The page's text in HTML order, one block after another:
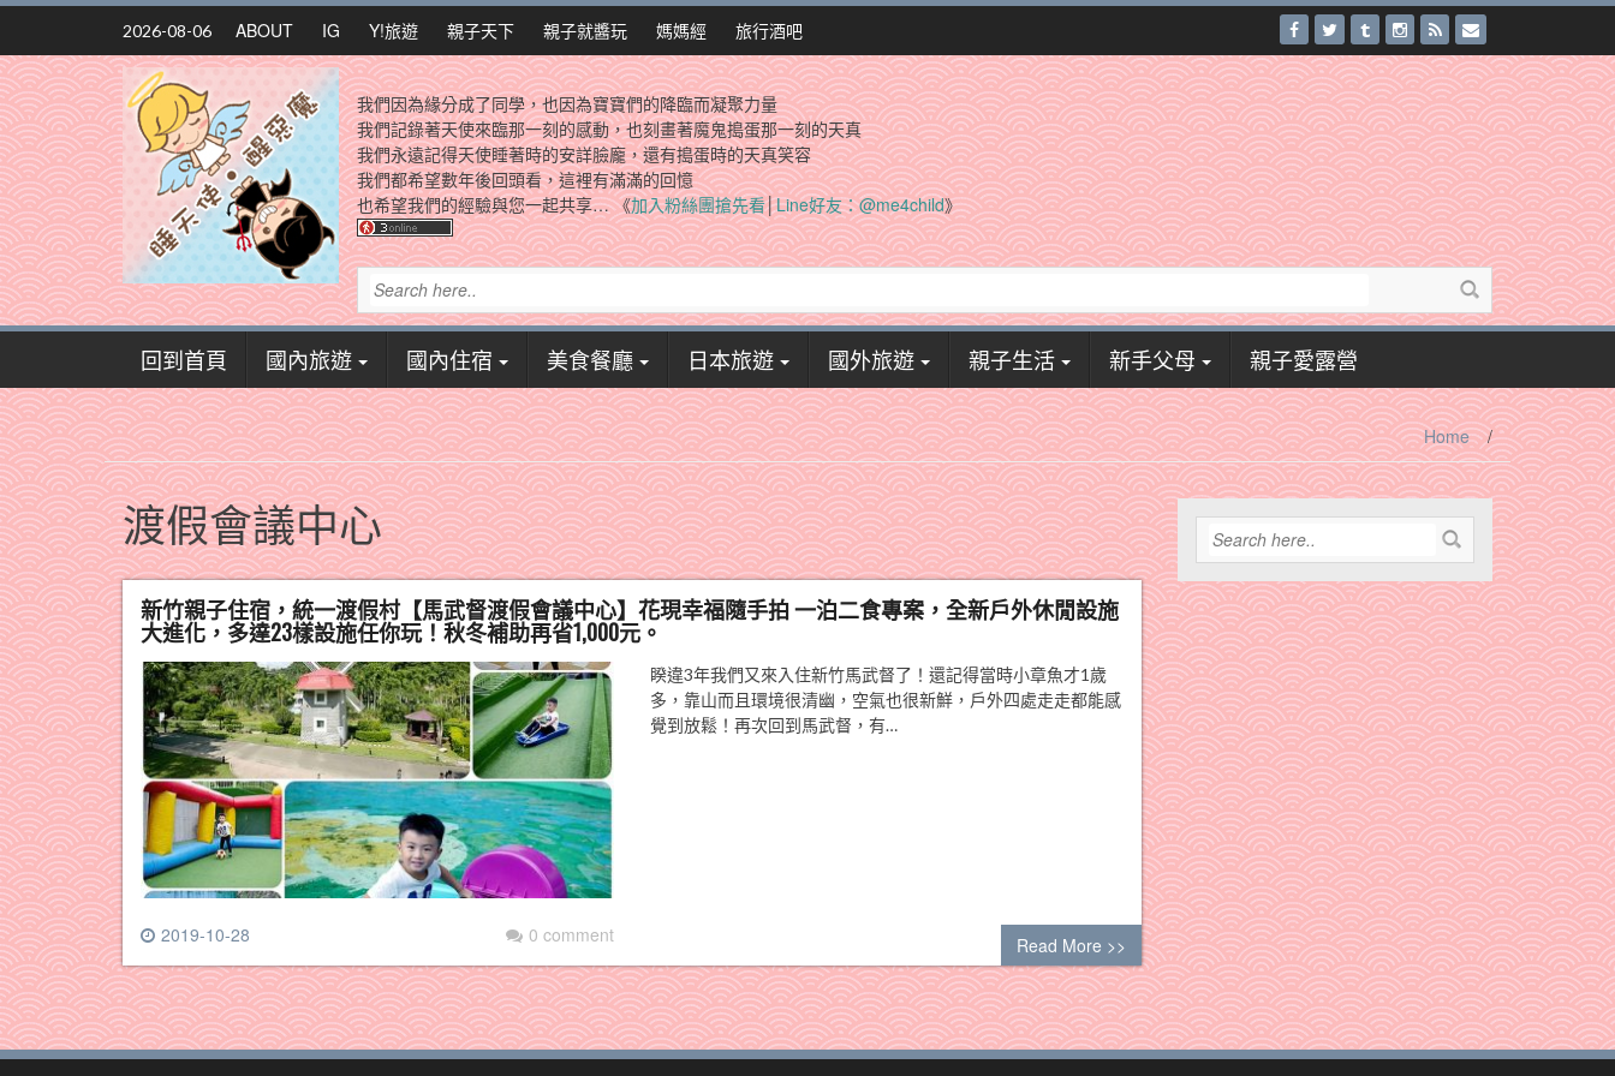
Skip
content
2026-08-06 ABOUT IG Y!旅遊 親子天下 親子就醬玩 媽媽經 旅行酒吧
我們因為緣分成了同學，也因為寶寶們的降臨而凝聚力量
我們記錄著天使來臨那一刻的感動，也刻畫著魔鬼搗蛋那一刻的天真
我們永遠記得天使睡著時的安詳臉龐，還有搗蛋時的天真笑容
我們都希望數年後回頭看，這裡有滿滿的回憶
也希望我們的經驗與您一起共享… 《加入粉絲團搶先看│Line好友：@me4child》
回到首頁 國內旅遊 國內住宿 美食餐廳 日本旅遊 國外旅遊 親子生活 新手父母 親子愛露營
Home /
渡假會議中心
新竹親子住宿，統一渡假村【馬武督渡假會議中心】花現幸福隨手拍 一泊二食專案，全新戶外休閒設施
大進化，多達23樣設施任你玩！秋冬補助再省1,000元。
2019-10-28 0 comment
睽違3年我們又來入住新竹馬武督了！還記得當時小章魚才1歲
多，靠山而且環境很清幽，空氣也很新鮮，戶外四處走走都能感
覺到放鬆！再次回到馬武督，有…
Read More >>